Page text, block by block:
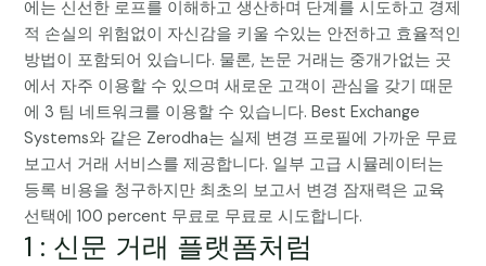
에는 신선한 로프를 이해하고 생산하며 단계를 시도하고 경제
적 손실의 위험없이 자신감을 키울 수있는 안전하고 효율적인
방법이 포함되어 있습니다. 물론, 논문 거래는 중개가없는 곳
에서 자주 이용할 수 있으며 새로운 고객이 관심을 갖기 때문
에 3 팀 네트워크를 이용할 수 있습니다. Best Exchange
Systems와 같은 Zerodha는 실제 변경 프로필에 가까운 무료
보고서 거래 서비스를 제공합니다. 일부 고급 시뮬레이터는
등록 비용을 청구하지만 최초의 보고서 변경 잠재력은 교육
선택에 100 percent 무료로 무료로 시도합니다.
1 : 신문 거래 플랫폼처럼